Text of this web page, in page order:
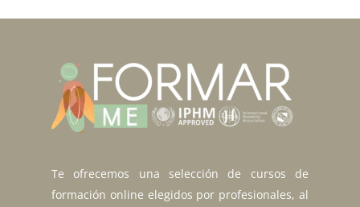
Te ofrecemos una selección de cursos de
formación online elegidos por profesionales, al